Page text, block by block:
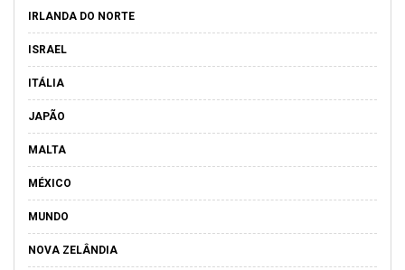
IRLANDA DO NORTE
ISRAEL
ITÁLIA
JAPÃO
MALTA
MÉXICO
MUNDO
NOVA ZELÂNDIA